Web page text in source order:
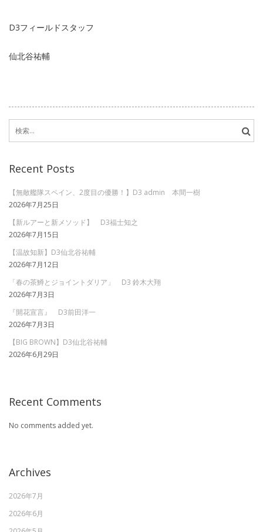
D3フィールドスタッフ
仙北谷祐輔
索:
Recent Posts
【無敵艦隊スペイン、2度目の優勝！】D3 admin 本間一樹
2026年7月25日
【新ルアーと新メソッド】 D3福士知之
2026年7月15日
【温故知新】D3仙北谷祐輔
2026年7月12日
「春の茶鱒とジョイントダリア」 D3 鈴木大翔
2026年7月3日
『開花宣言』 D3前田洋一
2026年7月3日
【BIG BROWN】D3仙北谷祐輔
2026年6月29日
Recent Comments
No comments added yet.
Archives
2026年7月
2026年6月